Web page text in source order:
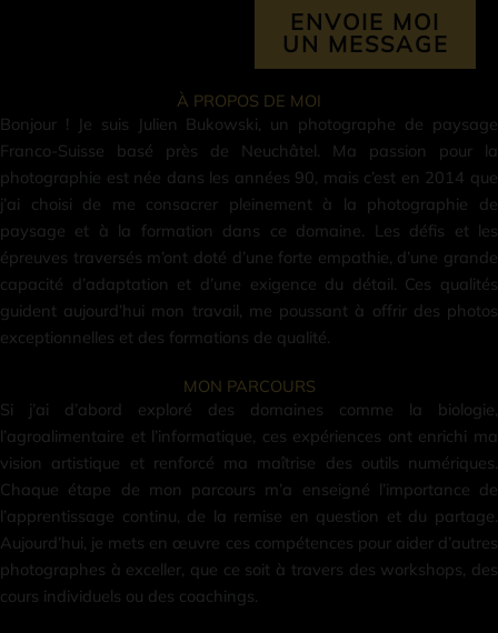
ENVOIE MOI
UN MESSAGE
À PROPOS DE MOI
Bonjour ! Je suis Julien Bukowski, un photographe de paysage
Franco-Suisse basé près de Neuchâtel. Ma passion pour la
photographie est née dans les années 90, mais c’est en 2014 que
j’ai choisi de me consacrer pleinement à la photographie de
paysage et à la formation dans ce domaine. Les défis et les
épreuves traversés m’ont doté d’une forte empathie, d’une grande
capacité d’adaptation et d’une exigence du détail. Ces qualités
guident aujourd’hui mon travail, me poussant à offrir des photos
exceptionnelles et des formations de qualité.
MON PARCOURS
Si j’ai d’abord exploré des domaines comme la biologie,
l’agroalimentaire et l’informatique, ces expériences ont enrichi ma
vision artistique et renforcé ma maîtrise des outils numériques.
Chaque étape de mon parcours m’a enseigné l’importance de
l’apprentissage continu, de la remise en question et du partage.
Aujourd’hui, je mets en œuvre ces compétences pour aider d’autres
photographes à exceller, que ce soit à travers des workshops, des
cours individuels ou des coachings.